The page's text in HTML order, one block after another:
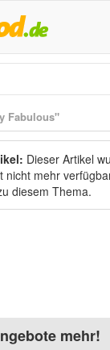
Fabulous"
Dieser Artikel
nicht mehr
diesem Thema.
mehr!